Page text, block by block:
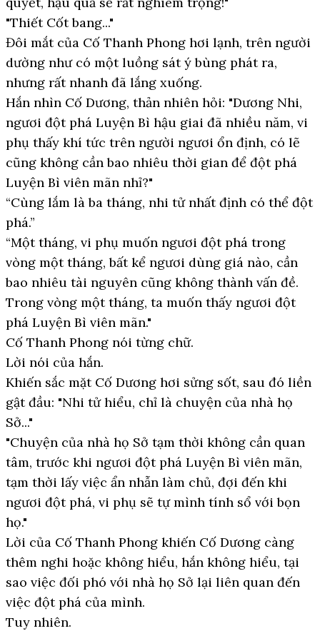
"Thiết Cốt bang..."
Đôi mắt của Cố Thanh Phong hơi lạnh, trên người
dường như có một luồng sát ý bùng phát ra,
nhưng rất nhanh đã lắng xuống.
Hắn nhìn Cố Dương, thản nhiên hỏi: "Dương Nhi,
ngươi đột phá Luyện Bì hậu giai đã nhiều năm, vi
phụ thấy khí tức trên người ngươi ổn định, có lẽ
cũng không cần bao nhiêu thời gian để đột phá
Luyện Bì viên mãn nhỉ?"
“Cùng lắm là ba tháng, nhi tử nhất định có thể đột
phá.”
“Một tháng, vi phụ muốn ngươi đột phá trong
vòng một tháng, bất kể ngươi dùng giá nào, cần
bao nhiêu tài nguyên cũng không thành vấn đề.
Trong vòng một tháng, ta muốn thấy ngươi đột
phá Luyện Bì viên mãn."
Cố Thanh Phong nói từng chữ.
Lời nói của hắn.
Khiến sắc mặt Cố Dương hơi sửng sốt, sau đó liền
gật đầu: "Nhi tử hiểu, chỉ là chuyện của nhà họ
Sở..."
"Chuyện của nhà họ Sở tạm thời không cần quan
tâm, trước khi ngươi đột phá Luyện Bì viên mãn,
tạm thời lấy việc ẩn nhẫn làm chủ, đợi đến khi
ngươi đột phá, vi phụ sẽ tự mình tính sổ với bọn
họ."
Lời của Cố Thanh Phong khiến Cố Dương càng
thêm nghi hoặc không hiểu, hắn không hiểu, tại
sao việc đối phó với nhà họ Sở lại liên quan đến
việc đột phá của mình.
Tuy nhiên.